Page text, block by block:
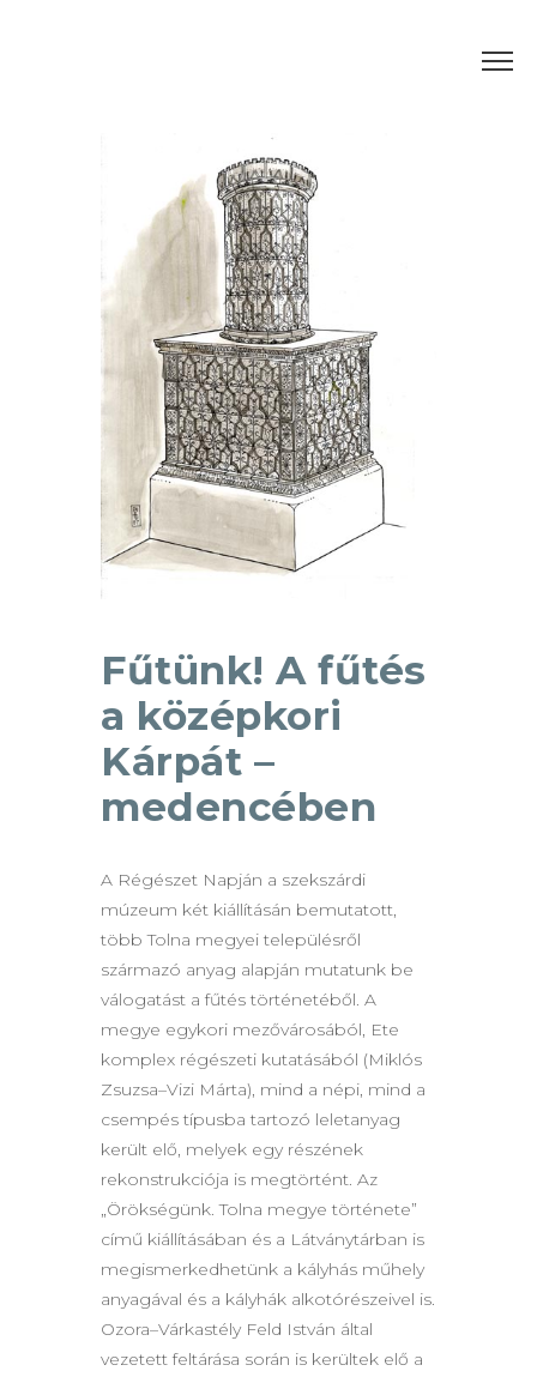
Fűtünk! A fűtés
a középkori
Kárpát –
medencében
A Régészet Napján a szekszárdi
múzeum két kiállításán bemutatott,
több Tolna megyei településről
származó anyag alapján mutatunk be
válogatást a fűtés történetéből. A
megye egykori mezővárosából, Ete
komplex régészeti kutatásából (Miklós
Zsuzsa–Vizi Márta), mind a népi, mind a
csempés típusba tartozó leletanyag
került elő, melyek egy részének
rekonstrukciója is megtörtént. Az
„Örökségünk. Tolna megye története”
című kiállításában és a Látványtárban is
megismerkedhetünk a kályhás műhely
anyagával és a kályhák alkotórészeivel is.
Ozora–Várkastély Feld István által
vezetett feltárása során is kerültek elő a